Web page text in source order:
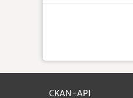
CKAN-API